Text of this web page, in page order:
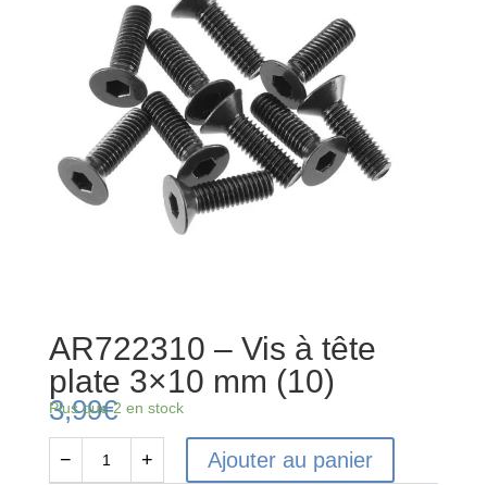
AR722310 – Vis à tête
plate 3×10 mm (10)
3,99€
Plus que 2 en stock
quantité
− + Ajouter au panier